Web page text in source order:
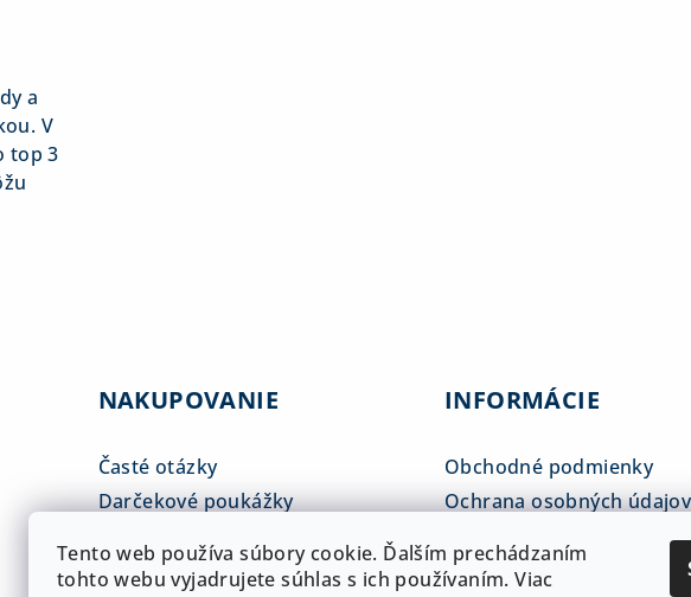
Tento web používa súbory cookie. Ďalším prechádzaním
tohto webu vyjadrujete súhlas s ich používaním. Viac
a
V
top 3
NAKUPOVANIE
Časté otázky
Darčekové poukážky
Platba a doprava
INFORMÁCIE
Obchodné podmienky
Ochrana osobných údajov
ADAM klub